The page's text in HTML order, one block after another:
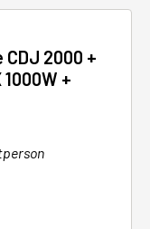
CDJ 2000 +
1000W +